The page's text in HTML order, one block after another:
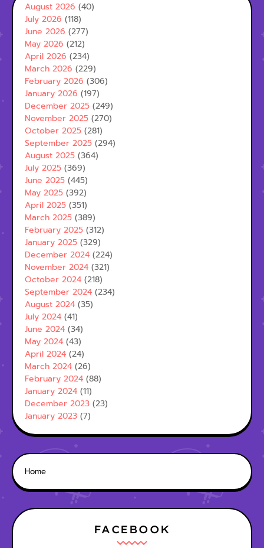
August 2026 (40)
July 2026 (118)
June 2026 (277)
May 2026 (212)
April 2026 (234)
March 2026 (229)
February 2026 (306)
January 2026 (197)
December 2025 (249)
November 2025 (270)
October 2025 (281)
September 2025 (294)
August 2025 (364)
July 2025 (369)
June 2025 (445)
May 2025 (392)
April 2025 (351)
March 2025 (389)
February 2025 (312)
January 2025 (329)
December 2024 (224)
November 2024 (321)
October 2024 (218)
September 2024 (234)
August 2024 (35)
July 2024 (41)
June 2024 (34)
May 2024 (43)
April 2024 (24)
March 2024 (26)
February 2024 (88)
January 2024 (11)
December 2023 (23)
January 2023 (7)
Home
FACEBOOK